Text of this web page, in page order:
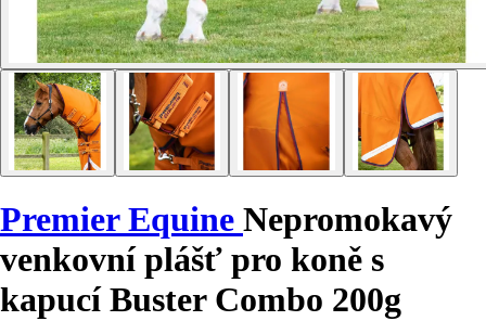
Premier Equine Nepromokavý
venkovní plášť pro koně s
kapucí Buster Combo 200g